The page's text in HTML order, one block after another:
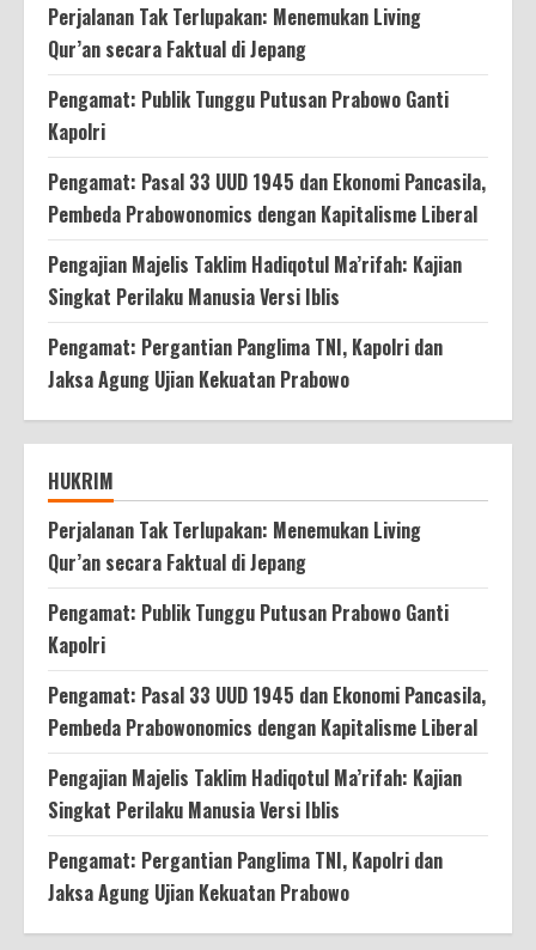
Perjalanan Tak Terlupakan: Menemukan Living
Qur’an secara Faktual di Jepang
Pengamat: Publik Tunggu Putusan Prabowo Ganti
Kapolri
Pengamat: Pasal 33 UUD 1945 dan Ekonomi Pancasila,
Pembeda Prabowonomics dengan Kapitalisme Liberal
Pengajian Majelis Taklim Hadiqotul Ma’rifah: Kajian
Singkat Perilaku Manusia Versi Iblis
Pengamat: Pergantian Panglima TNI, Kapolri dan
Jaksa Agung Ujian Kekuatan Prabowo
HUKRIM
Perjalanan Tak Terlupakan: Menemukan Living
Qur’an secara Faktual di Jepang
Pengamat: Publik Tunggu Putusan Prabowo Ganti
Kapolri
Pengamat: Pasal 33 UUD 1945 dan Ekonomi Pancasila,
Pembeda Prabowonomics dengan Kapitalisme Liberal
Pengajian Majelis Taklim Hadiqotul Ma’rifah: Kajian
Singkat Perilaku Manusia Versi Iblis
Pengamat: Pergantian Panglima TNI, Kapolri dan
Jaksa Agung Ujian Kekuatan Prabowo